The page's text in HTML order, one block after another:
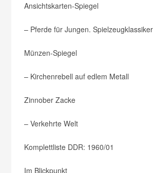
Ansichtskarten-Spiegel
– Pferde für Jungen. Spielzeugklassiker
Münzen-Spiegel
– Kirchenrebell auf edlem Metall
Zinnober Zacke
– Verkehrte Welt
Komplettliste DDR: 1960/01
Im Blickpunkt